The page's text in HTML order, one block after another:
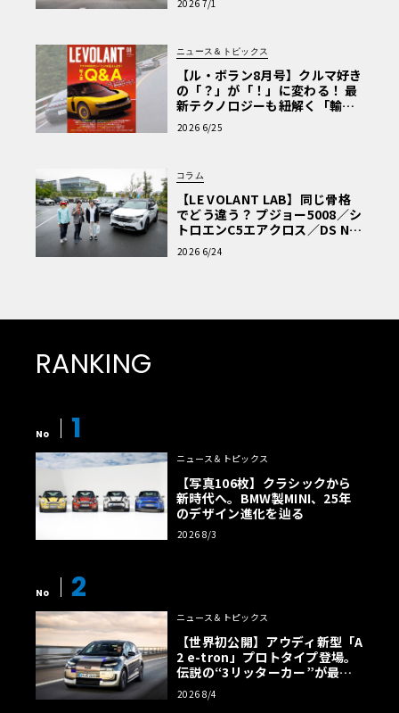
2026 7/1
ニュース＆トピックス
【ル・ボラン8月号】クルマ好き
の「？」が「！」に変わる！ 最
新テクノロジーも紐解く「輸入
車Q&A」
2026 6/25
コラム
【LE VOLANT LAB】同じ骨格
でどう違う？ プジョー5008／シ
トロエンC5エアクロス／DS Nº4
読者一気乗りレポート
2026 6/24
RANKING
No 1
ニュース＆トピックス
【写真106枚】クラシックから
新時代へ。BMW製MINI、25年
のデザイン進化を辿る
2026 8/3
No 2
ニュース＆トピックス
【世界初公開】アウディ新型「A
2 e-tron」プロトタイプ登場。
伝説の“3リッターカー”が最高
効率エントリーBEVとして復活
【画像38枚】
2026 8/4